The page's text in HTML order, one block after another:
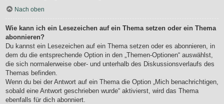
Nach oben
Wie kann ich ein Lesezeichen auf ein Thema setzen oder ein Thema
abonnieren?
Du kannst ein Lesezeichen auf ein Thema setzen oder es abonnieren, in
dem du die entsprechende Option in den „Themen-Optionen“ auswählst,
die sich normalerweise ober- und unterhalb des Diskussionsverlaufs des
Themas befinden.
Wenn du bei der Antwort auf ein Thema die Option „Mich benachrichtigen,
sobald eine Antwort geschrieben wurde“ aktivierst, wird das Thema
ebenfalls für dich abonniert.